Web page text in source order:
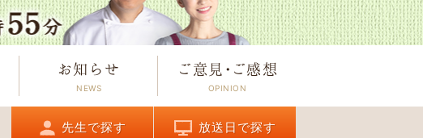
お知らせ ご意見・ご感想
先生で探す 放送日で探す